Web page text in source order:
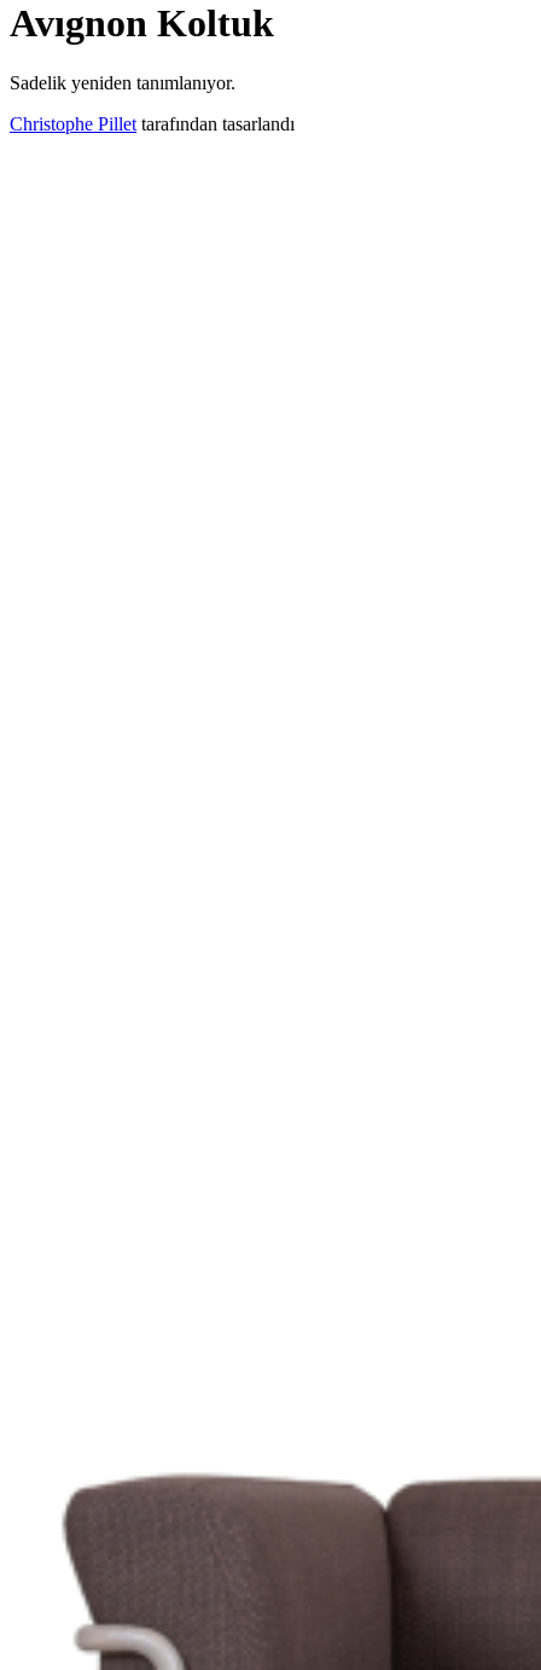
Avıgnon Koltuk
Sadelik yeniden tanımlanıyor.
Christophe Pillet tarafından tasarlandı